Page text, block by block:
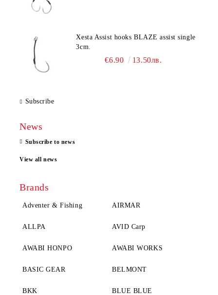
Xesta Assist hooks BLAZE assist single
3cm.
€6.90 13.50лв.
Subscribe
News
Subscribe to news
View all news
Brands
Adventer & Fishing AIRMAR
ALLPA AVID Carp
AWABI HONPO AWABI WORKS
BASIC GEAR BELMONT
BKK BLUE BLUE